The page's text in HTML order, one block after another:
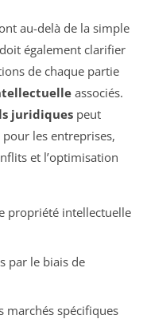
au-delà de la simple
également clarifier
de chaque partie
associés.
juridiques peut
les entreprises,
et l’optimisation
propriété intellectuelle
par le biais de
marchés spécifiques